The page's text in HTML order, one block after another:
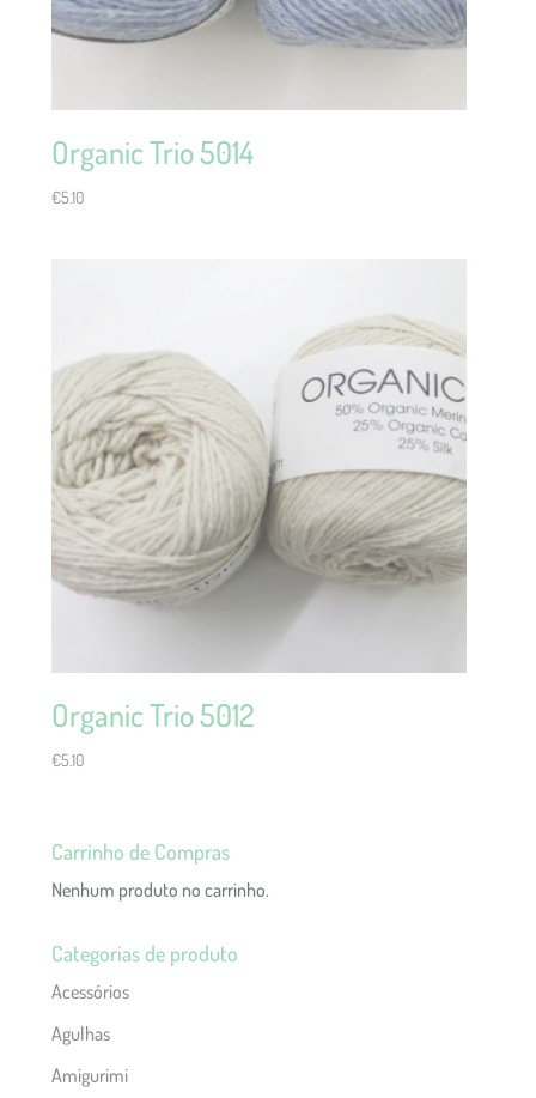
Organic Trio 5014
€5.10
Organic Trio 5012
€5.10
Carrinho de Compras
Nenhum produto no carrinho.
Categorias de produto
Acessórios
Agulhas
Amigurimi